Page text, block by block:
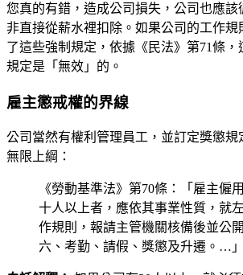
您真的有錯，造成公司損失，公司也應該
非直接從薪水裡扣除。如果公司的工作規
了這些強制規定，依據《民法》第71條
規定是「無效」的。
雇主懲戒權的界線
公司當然有權利管理員工，並訂定獎懲規
無限上綱：
《勞動基準法》第70條：「雇主僱
十人以上者，應依其事業性質，就
作規則，報請主管機關核備後並公
六、考勤、請假、獎懲及升遷。…」